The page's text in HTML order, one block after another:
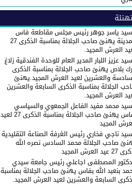
ياسر جوهر رئيس مجلس مقاطعة فاس
المدينة يهنئ صاحب الجلالة بمناسبة الذكرى 27
العرش المجيد.
عزيز اللبار المدير العام للوحدة الفندقية زلاغ
بلاص يهنئ صاحب الجلالة بمناسبة الذكرى
والعشرين لعيد العرش المجيد.يهنئ
الجلالة بمناسبة الذكرى السابعة والعشرين
العرش المجيد.
محمد مفيد الفاعل الجمعوي والسياسي
بفاس يهنئ صاحب الجلالة بمناسبة الذكرى 27 لعيد
المجيد
ناجي فخاري رئيس الغرفة الصناعة التقليدية
صاحب الجلالة محمد السادس نصره الله
عيد العرش المجيد
المصطفى اجاعلي رئيس جامعة سيدي
بنعبد الله بفاس يهنئ صاحب الجلالة بمناسبة
السابعة والعشرين لعيد العرش المجيد.